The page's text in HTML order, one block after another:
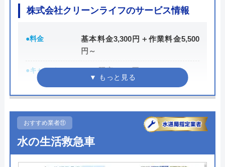
所在地
〒150-0002
日本全国
株式会社クリーンライフのサービス情報
●料金
基本料金3,300円＋作業料金5,500
円～
●キャンペーン
WEB限定3,000円OFF
※10,000円以上で適用
●受付時間
●定休日 年中無休
●出張見積もり 出張見積もり無料
おすすめ業者⑪
水の生活救急車